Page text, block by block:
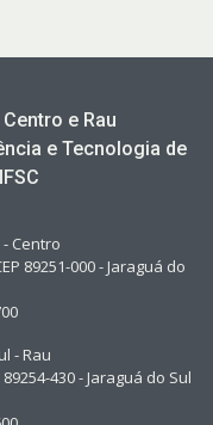
e Rau
e Tecnologia de
Centro
89251-000 - Jaraguá do
- Rau
430 - Jaraguá do Sul